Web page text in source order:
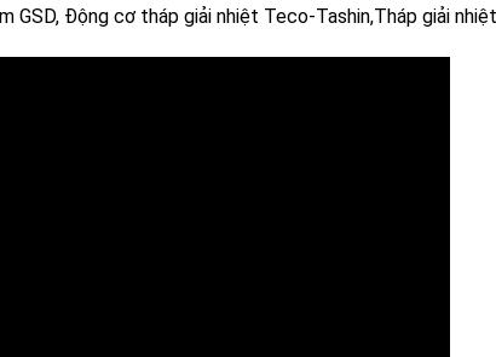
Động cơ tháp giải nhiệt Teco-Tashin,Tháp giải